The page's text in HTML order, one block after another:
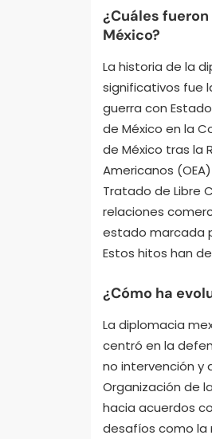
¿Cuáles
México?
La historia de la
significativos fue
guerra con
de México en la
de México tras la
Americanos
Tratado de Libre
relaciones
estado marcada
Estos hitos han
¿Cómo ha
La diplomacia
centró en la
no intervención y
Organización de
hacia acuerdos
desafíos como la